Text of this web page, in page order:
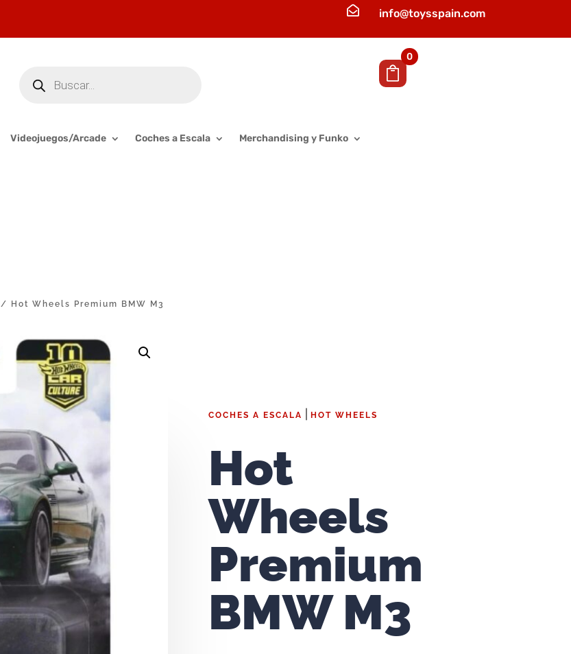
 info@toysspain.com
productos
0
Videojuegos/Arcade Coches a Escala Merchandising y Funko
/ Hot Wheels Premium BMW M3
COCHES A ESCALA HOT WHEELS
Hot
Wheels
Premium
BMW M3